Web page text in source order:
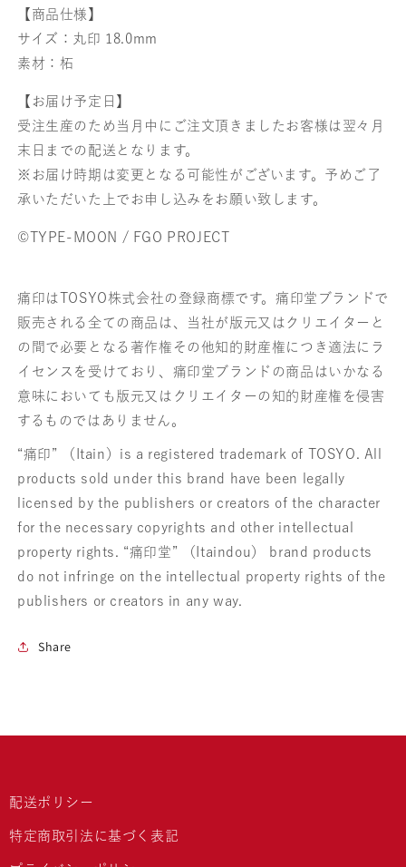
【商品仕様】
サイズ：丸印 18.0mm
素材：柘
【お届け予定日】
受注生産のため当月中にご注文頂きましたお客様は翌々月
末日までの配送となります。
※お届け時期は変更となる可能性がございます。予めご了
承いただいた上でお申し込みをお願い致します。
©TYPE-MOON / FGO PROJECT
痛印はTOSYO株式会社の登録商標です。痛印堂ブランドで
販売される全ての商品は、当社が版元又はクリエイターと
の間で必要となる著作権その他知的財産権につき適法にラ
イセンスを受けており、痛印堂ブランドの商品はいかなる
意味においても版元又はクリエイターの知的財産権を侵害
するものではありません。
“痛印” （Itain）is a registered trademark of TOSYO. All
products sold under this brand have been legally
licensed by the publishers or creators of the character
for the necessary copyrights and other intellectual
property rights. “痛印堂” （Itaindou） brand products
do not infringe on the intellectual property rights of the
publishers or creators in any way.
Share
配送ポリシー
特定商取引法に基づく表記